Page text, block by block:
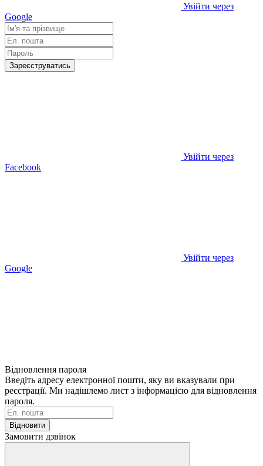
Увійти через
Google
Зареєструватись
Увійти через
Facebook
Увійти через
Google
Відновлення пароля
Введіть адресу електронної пошти, яку ви вказували при
реєстрації. Ми надішлемо лист з інформацією для відновлення
пароля.
Відновити
Замовити дзвінок